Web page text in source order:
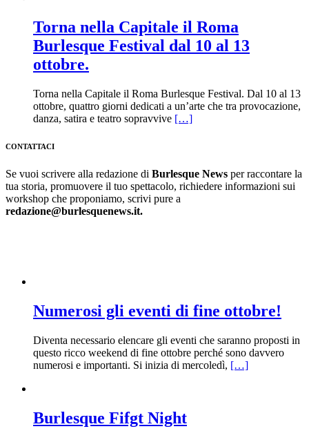
Torna nella Capitale il Roma
Burlesque Festival dal 10 al 13
ottobre.
Torna nella Capitale il Roma Burlesque Festival. Dal 10 al 13
ottobre, quattro giorni dedicati a un’arte che tra provocazione,
danza, satira e teatro sopravvive […]
CONTATTACI
Se vuoi scrivere alla redazione di Burlesque News per raccontare la
tua storia, promuovere il tuo spettacolo, richiedere informazioni sui
workshop che proponiamo, scrivi pure a
redazione@burlesquenews.it.
Numerosi gli eventi di fine ottobre!
Diventa necessario elencare gli eventi che saranno proposti in
questo ricco weekend di fine ottobre perché sono davvero
numerosi e importanti. Si inizia di mercoledì, […]
Burlesque Fifgt Night